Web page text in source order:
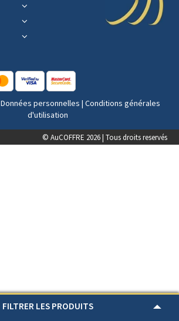
FILTRER LES PRODUITS
Données personnelles | Conditions générales
d'utilisation
© AuCOFFRE 2026 | Tous droits reservés